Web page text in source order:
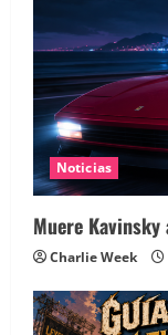
Noticias
Muere Kavinsky
Charlie Week